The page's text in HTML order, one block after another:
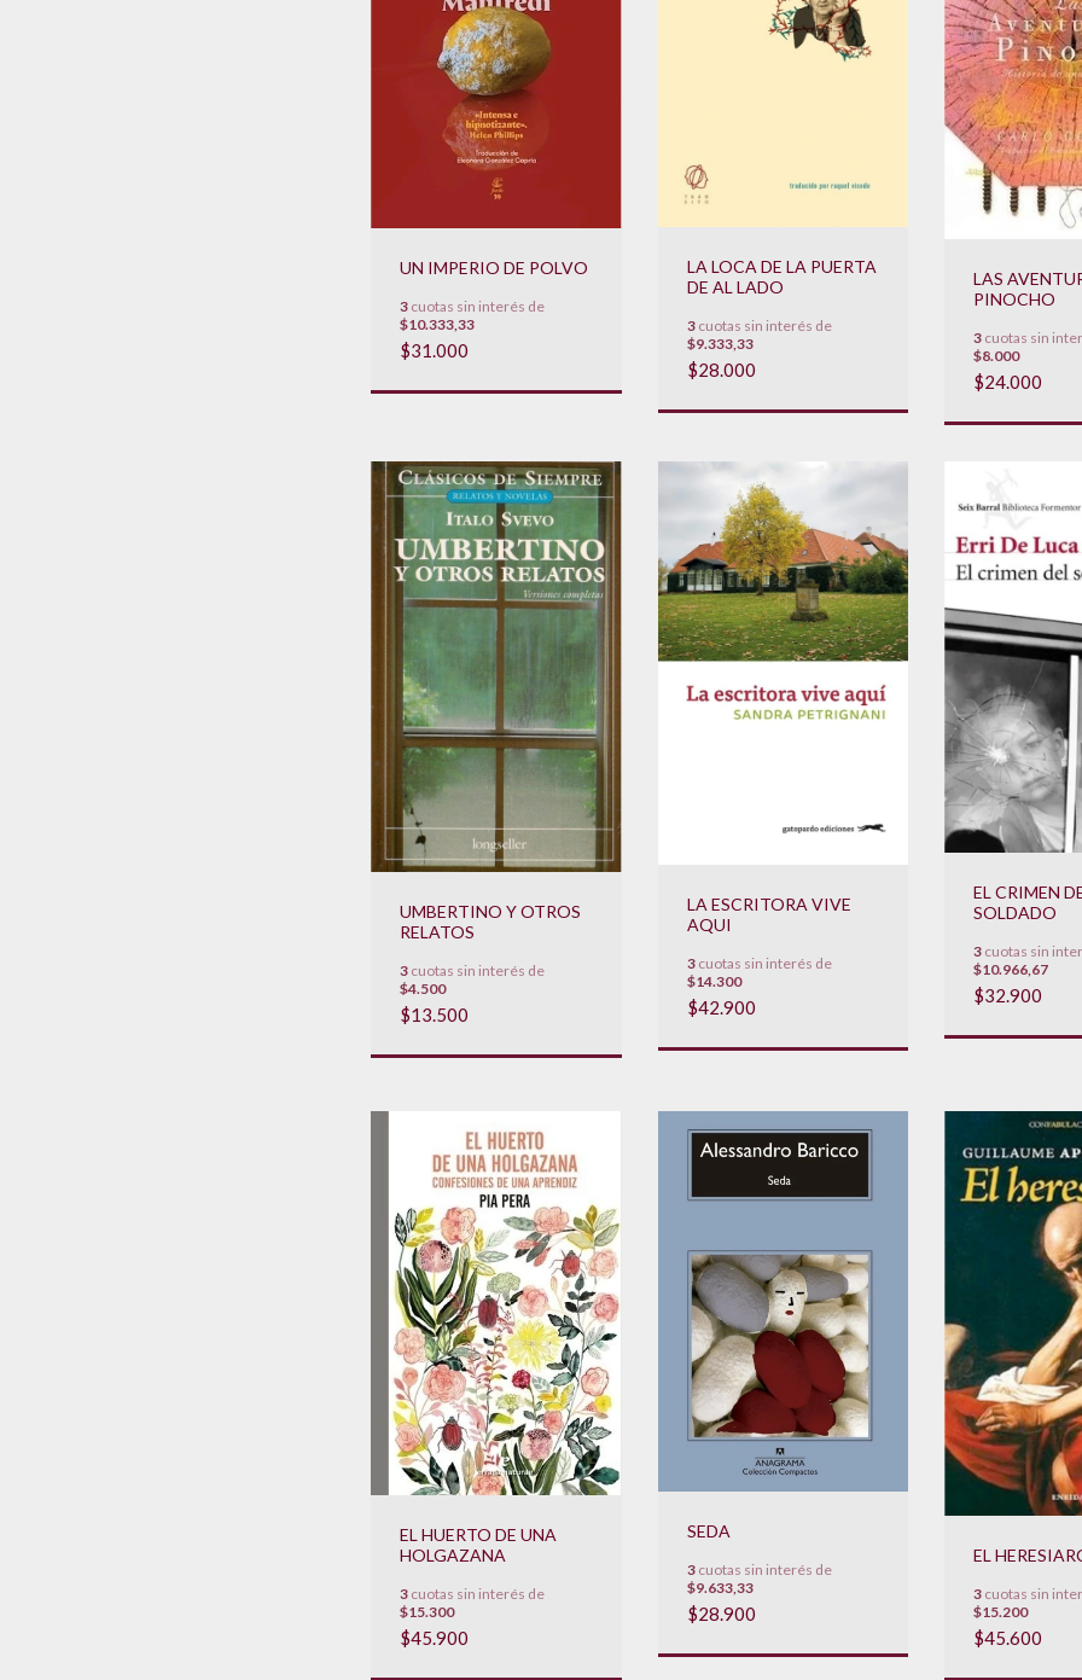
UN IMPERIO DE POLVO
3 cuotas sin interés de
$10.333,33
$31.000
LA LOCA DE LA PUERTA
DE AL LADO
3cuotas sin interés de
$9.333,33
$28.000
LAS
PINOCHO
3 cuotas sin
$8.000
$24.000
UMBERTINO Y OTROS
RELATOS
3 cuotas sin interés de
$4.500
$13.500
LA ESCRITORA VIVE
AQUI
3cuotas sin interés de
$14.300
$42.900
EL CRIMEN
SOLDADO
3 cuotas sin
$10.966,67
$32.900
EL HUERTO DE UNA
HOLGAZANA
3 cuotas sin interés de
$15.300
$45.900
SEDA
3cuotas sin interés de
$9.633,33
$28.900
EL
3 cuotas sin
$15.200
$45.600